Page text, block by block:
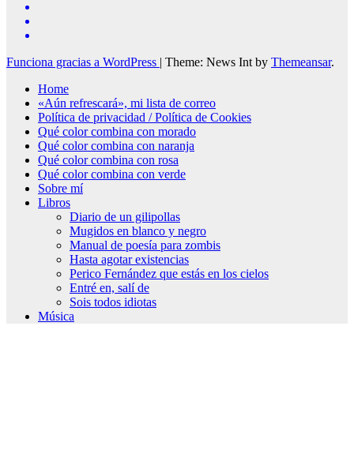
Funciona gracias a WordPress | Theme: News Int by Themeansar.
Home
«Aún refrescará», mi lista de correo
Política de privacidad / Política de Cookies
Qué color combina con morado
Qué color combina con naranja
Qué color combina con rosa
Qué color combina con verde
Sobre mí
Libros
Diario de un gilipollas
Mugidos en blanco y negro
Manual de poesía para zombis
Hasta agotar existencias
Perico Fernández que estás en los cielos
Entré en, salí de
Sois todos idiotas
Música